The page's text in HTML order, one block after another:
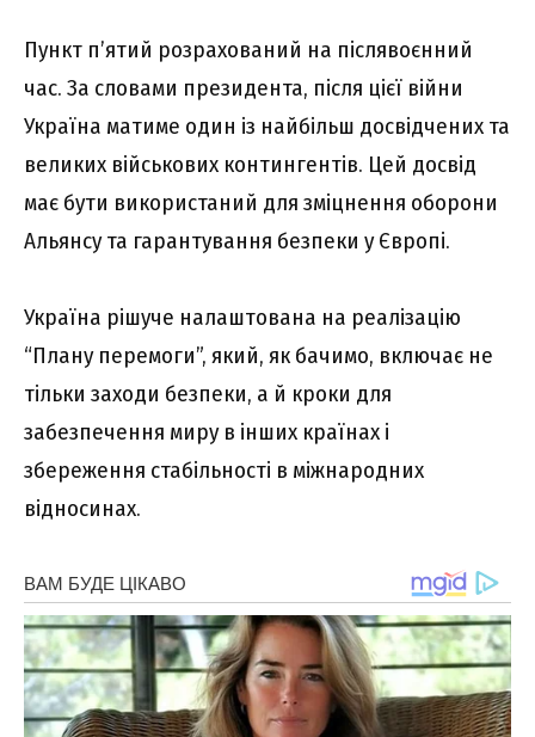
Пункт п’ятий розрахований на післявоєнний
час. За словами президента, після цієї війни
Україна матиме один із найбільш досвідчених та
великих військових контингентів. Цей досвід
має бути використаний для зміцнення оборони
Альянсу та гарантування безпеки у Європі.
Україна рішуче налаштована на реалізацію
“Плану перемоги”, який, як бачимо, включає не
тільки заходи безпеки, а й кроки для
забезпечення миру в інших країнах і
збереження стабільності в міжнародних
відносинах.